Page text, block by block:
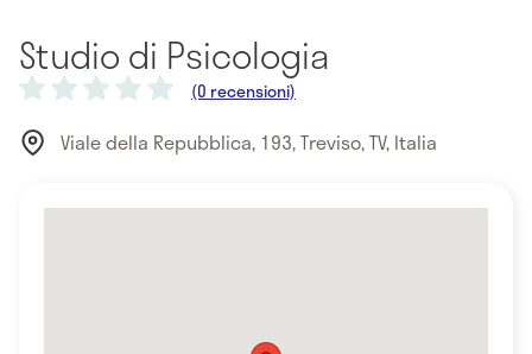
Studio di Psicologia
(0 recensioni)
Viale della Repubblica, 193, Treviso, TV, Italia